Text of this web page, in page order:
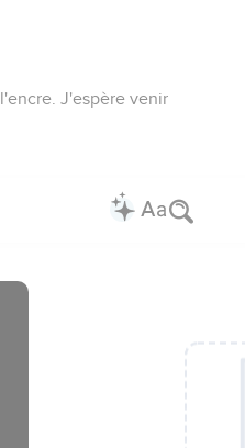
J'espère venir